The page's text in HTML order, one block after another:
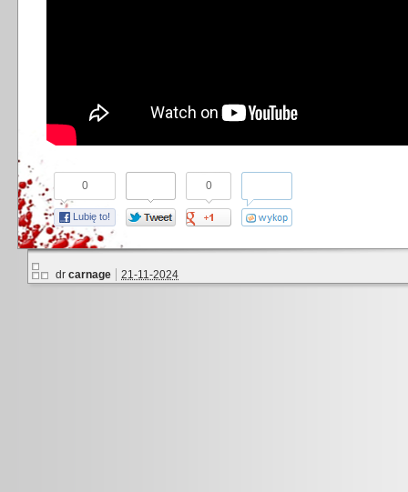
0
Lubię to!
0
dr carnage 21-11-2024